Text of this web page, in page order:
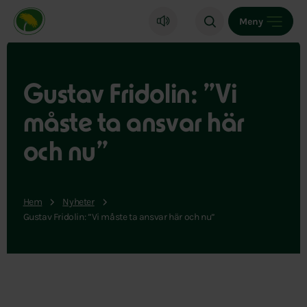
Miljöpartiet de gröna, startsida
Meny
Gustav Fridolin: ”Vi
måste ta ansvar här
och nu”
Hem
Nyheter
Gustav Fridolin: ”Vi måste ta ansvar här och nu”